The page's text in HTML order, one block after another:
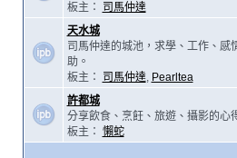
板主：
司馬仲達
天水城
司馬仲達的城池，求學、工作、感
助。
板主：
司馬仲達, Pearltea
許都城
分享飲食、烹飪、旅遊、攝影的心
板主： 懶蛇